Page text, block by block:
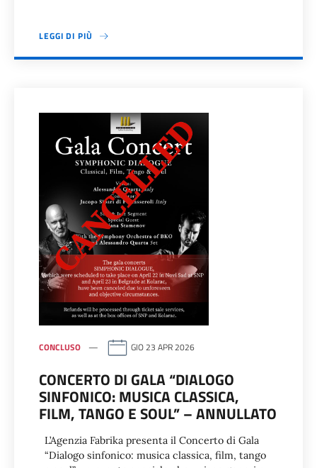
LEGGI DI PIÙ
CONCLUSO GIO 23 APR 2026
CONCERTO DI GALA “DIALOGO
SINFONICO: MUSICA CLASSICA,
FILM, TANGO E SOUL” – ANNULLATO
L’Agenzia Fabrika presenta il Concerto di Gala
“Dialogo sinfonico: musica classica, film, tango